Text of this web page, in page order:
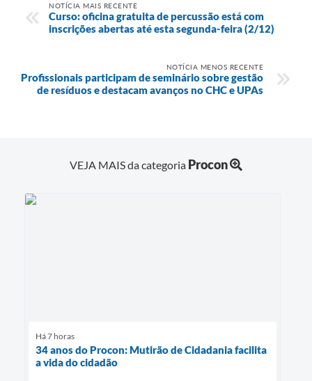
NOTÍCIA MAIS RECENTE
Curso: oficina gratuita de percussão está com
inscrições abertas até esta segunda-feira (2/12)
NOTÍCIA MENOS RECENTE
Profissionais participam de seminário sobre gestão
de resíduos e destacam avanços no CHC e UPAs
VEJA MAIS da categoria Procon
Há 7 horas
34 anos do Procon: Mutirão de Cidadania facilita
a vida do cidadão